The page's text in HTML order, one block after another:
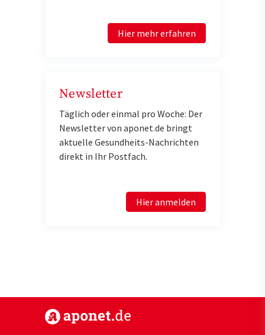
Hier mehr erfahren
Newsletter
Täglich oder einmal pro Woche: Der
Newsletter von aponet.de bringt
aktuelle Gesundheits-Nachrichten
direkt in Ihr Postfach.
Hier anmelden